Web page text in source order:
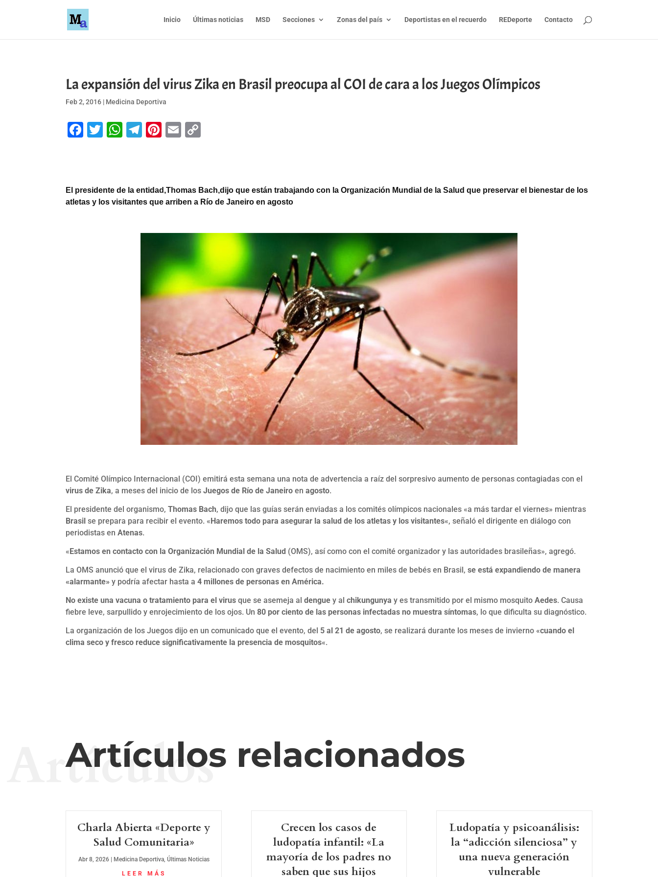
Inicio Últimas noticias MSD Secciones Zonas del país Deportistas en el recuerdo REDeporte Contacto
La expansión del virus Zika en Brasil preocupa al COI de cara a los Juegos Olímpicos
Feb 2, 2016 | Medicina Deportiva
Facebook
Twitter
WhatsApp
Telegram
Pinterest
Email
El presidente de la entidad,Thomas Bach,dijo que están trabajando con la Organización Mundial de la Salud que preservar el bienestar de los
atletas y los visitantes que arriben a Río de Janeiro en agosto
El Comité Olímpico Internacional (COI) emitirá esta semana una nota de advertencia a raíz del sorpresivo aumento de personas contagiadas con el
virus de Zika, a meses del inicio de losJuegos de Río de Janeiroenagosto.
El presidente del organismo,Thomas Bach, dijo que las guías serán enviadas a los comités olímpicos nacionales «a más tardar el viernes» mientras
Brasilse prepara para recibir el evento. « Haremos todo para asegurar la salud de los atletas y los visitantes«, señaló el dirigente en diálogo con
periodistas enAtenas.
« Estamos en contacto con la Organización Mundial de la Salud (OMS), así como con el comité organizador y las autoridades brasileñas», agregó.
La OMS anunció que el virus de Zika, relacionado con graves defectos de nacimiento en miles de bebés en Brasil, se está expandiendo de manera
«alarmante» y podría afectar hasta a 4 millones de personas en América.
No existe una vacuna o tratamiento para el virusque se asemeja aldenguey alchikungunyay es transmitido por el mismo mosquitoAedes. Causa
fiebre leve, sarpullido y enrojecimiento de los ojos. Un80 por ciento de las personas infectadas no muestra síntomas, lo que dificulta su diagnóstico.
La organización de los Juegos dijo en un comunicado que el evento, del 5 al 21 de agosto, se realizará durante los meses de invierno «cuando el
clima seco y fresco reduce significativamente la presencia de mosquitos«.
Artículos relacionados
Artículos
Charla Abierta «Deporte y
Salud Comunitaria»
Abr 8, 2026| Medicina Deportiva, Últimas Noticias
LEER MÁS
Crecen los casos de
ludopatía infantil: «La
mayoría de los padres no
saben que sus hijos
Ludopatía y psicoanálisis:
la “adicción silenciosa” y
una nueva generación
vulnerable